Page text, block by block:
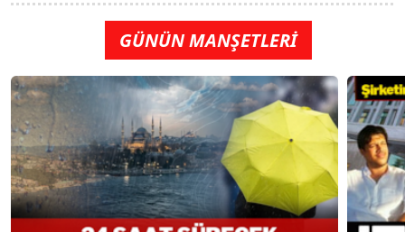
GÜNÜN MANŞETLERİ